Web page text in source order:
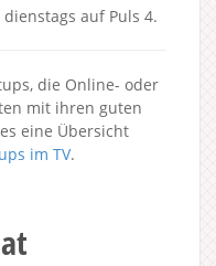
auf Puls 4.
die Online- oder
mit ihren guten
eine Übersicht
im TV.